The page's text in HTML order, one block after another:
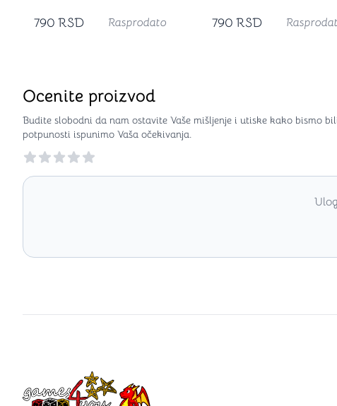
790 RSD Rasprodato 790 RSD
Ocenite proizvod
Budite slobodni da nam ostavite Vaše mišljenje i utiske kako bismo
potpunosti ispunimo Vaša očekivanja.
Reviews
Games4you logo